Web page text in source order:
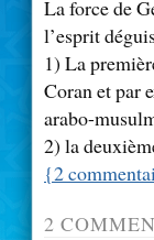
La force de
l’esprit
1) La
Coran et par
arabo-
2) la
{2
2